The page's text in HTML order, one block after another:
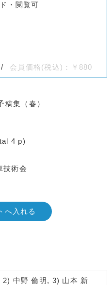
・閲覧可
会員価格(税込)：￥880
稿集（春）
4 p)
技術会
へ入れる
2) 中野 倫明, 3) 山本 新